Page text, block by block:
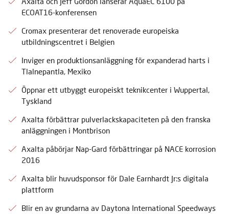
ECOAT16-konferensen
Cromax presenterar det renoverade europeiska
utbildningscentret i Belgien
Inviger en produktionsanläggning för expanderad harts i
Tlalnepantla, Mexiko
Öppnar ett utbyggt europeiskt teknikcenter i Wuppertal,
Tyskland
Axalta förbättrar pulverlackskapaciteten på den franska
anläggningen i Montbrison
Axalta påbörjar Nap-Gard förbättringar på NACE korrosion
2016
Axalta blir huvudsponsor för Dale Earnhardt Jr:s digitala
plattform
Blir en av grundarna av Daytona International Speedways